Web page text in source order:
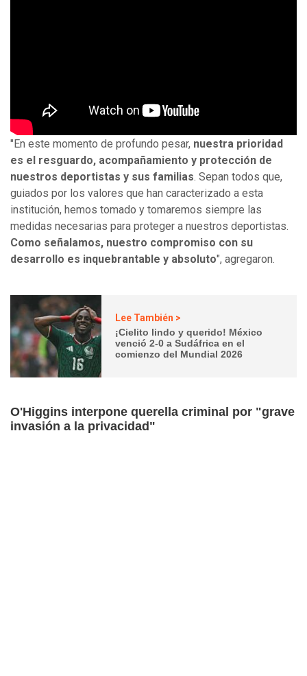
"En este momento de profundo pesar, nuestra prioridad
es el resguardo, acompañamiento y protección de
nuestros deportistas y sus familias . Sepan todos que,
guiados por los valores que han caracterizado a esta
institución, hemos tomado y tomaremos siempre las
medidas necesarias para proteger a nuestros deportistas.
Como señalamos, nuestro compromiso con su
desarrollo es inquebrantable y absoluto", agregaron.
Lee También >
¡Cielito lindo y querido! México
venció 2-0 a Sudáfrica en el
comienzo del Mundial 2026
O'Higgins interpone querella criminal por "grave
invasión a la privacidad"